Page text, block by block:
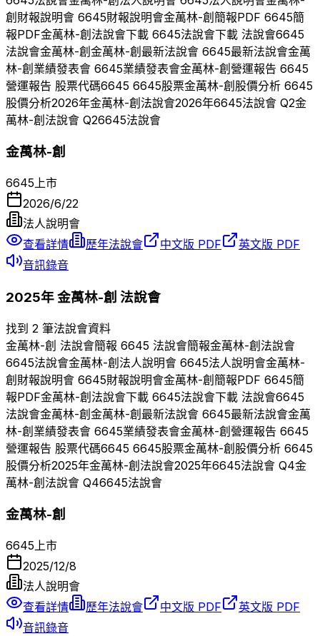
創財報說明會 6645財報說明會金萬林-創簡報PDF 6645簡
報PDF金萬林-創法說會下載 6645法說會下載 法說會6645
法說會金萬林-創金萬林-創最新法說會 6645最新法說會金萬
林-創業績發表會 6645業績發表會金萬林-創營運報告 6645
營運報告 股票代碼6645 6645股票金萬林-創股價分析 6645
股價分析2026年金萬林-創法說會2026年6645法說會 Q2金
萬林-創法說會 Q26645法說會
金萬林-創
6645上市
2026/6/22
法人說明會
查看詳情
歷年法說會 中文版 PDF
英文版 PDF
音訊錄音
2025年金萬林-創 法說會
找到 2 筆法說會資料
金萬林-創 法說會簡報 6645 法說會簡報金萬林-創法說會
6645法說會金萬林-創法人說明會 6645法人說明會金萬林-
創財報說明會 6645財報說明會金萬林-創簡報PDF 6645簡
報PDF金萬林-創法說會下載 6645法說會下載 法說會6645
法說會金萬林-創金萬林-創最新法說會 6645最新法說會金萬
林-創業績發表會 6645業績發表會金萬林-創營運報告 6645
營運報告 股票代碼6645 6645股票金萬林-創股價分析 6645
股價分析2025年金萬林-創法說會2025年6645法說會 Q4金
萬林-創法說會 Q46645法說會
金萬林-創
6645上市
2025/12/8
法人說明會
查看詳情
歷年法說會 中文版 PDF
英文版 PDF
音訊錄音